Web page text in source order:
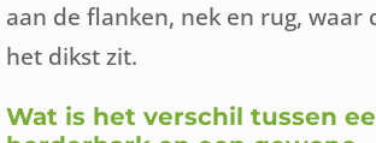
aan de flanken, nek en rug, waar
het dikst zit.
Wat is het verschil tussen